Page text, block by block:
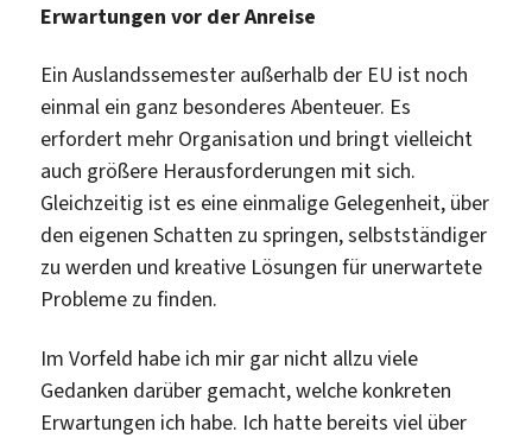
Erwartungen vor der Anreise
Ein Auslandssemester außerhalb der EU ist noch
einmal ein ganz besonderes Abenteuer. Es
erfordert mehr Organisation und bringt vielleicht
auch größere Herausforderungen mit sich.
Gleichzeitig ist es eine einmalige Gelegenheit, über
den eigenen Schatten zu springen, selbstständiger
zu werden und kreative Lösungen für unerwartete
Probleme zu finden.
Im Vorfeld habe ich mir gar nicht allzu viele
Gedanken darüber gemacht, welche konkreten
Erwartungen ich habe. Ich hatte bereits viel über